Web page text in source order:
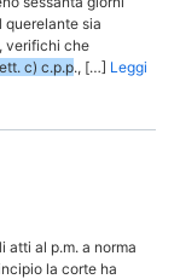
sia
verifichi che
c) c.p.p., […] Leggi
atti al p.m. a norma
la corte ha